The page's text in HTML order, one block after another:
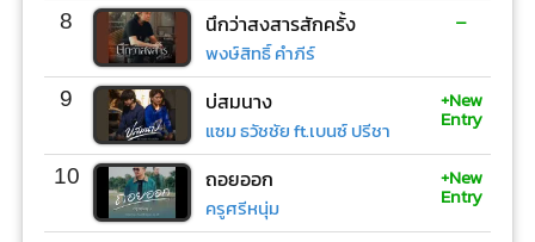
8 นึกว่าสงสารสักครั้ง
พงษ์สิทธิ์ คำภีร์
-
9 บ่สมนาง
แซม ธวัชชัย ft.เบนซ์ ปรีชา
+New
Entry
10 ถอยออก
ครูศรีหนุ่ม
+New
Entry